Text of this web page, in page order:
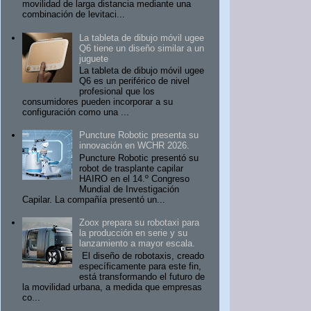
movilidad de larga distancia mediante una
combinación de levitaci...
La tableta de dibujo móvil ugee
Q6 tiene un diseño similar a un
juguete
La tableta de dibujo móvil ugee
Q6 es un periférico de nivel
profesional que los
consumidores pueden incorporar a su
configuración como una ...
Puncture Robotic presenta su
innovación en WCHR 2026.
Puncture Robotic presentó su
robot de trasplante capilar
HAIRO en el 14.º Congreso
Mundial de Investigación
Capilar. La compañía presentó un...
Zoox prepara su robotaxi para
la producción en serie y su
lanzamiento a mayor escala.
El diseño de robotaxis, creado
específicamente para este fin,
está transformando el futuro de
la movilidad urbana, a medida que empresas
co...